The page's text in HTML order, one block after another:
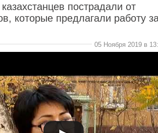
пострадали от
которые предлагали работу
05 Ноября 2019 в